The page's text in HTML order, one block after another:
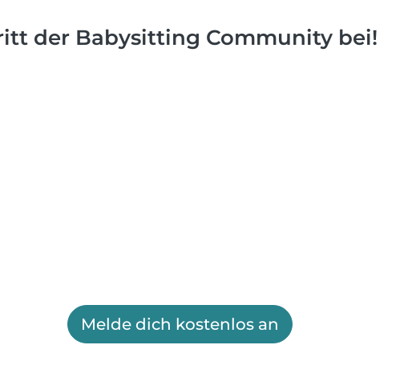
der Babysitting Community bei!
Melde dich kostenlos an